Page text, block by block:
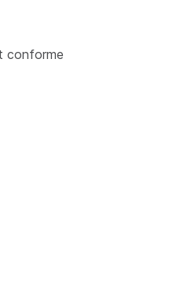
conforme